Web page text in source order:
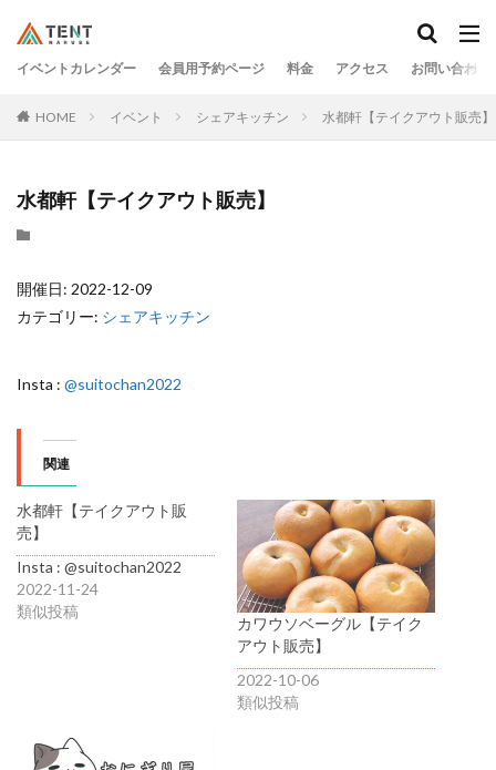
イベントカレンダー 会員用予約ページ 料金 アクセス お問い合わせ
HOME イベント シェアキッチン 水都軒【テイクアウト販売】
水都軒【テイクアウト販売】
開催日: 2022-12-09
カテゴリー: シェアキッチン
Insta : @suitochan2022
関連
水都軒【テイクアウト販
売】
Insta : @suitochan2022
2022-11-24
類似投稿
カワウソベーグル【テイク
アウト販売】
2022-10-06
類似投稿